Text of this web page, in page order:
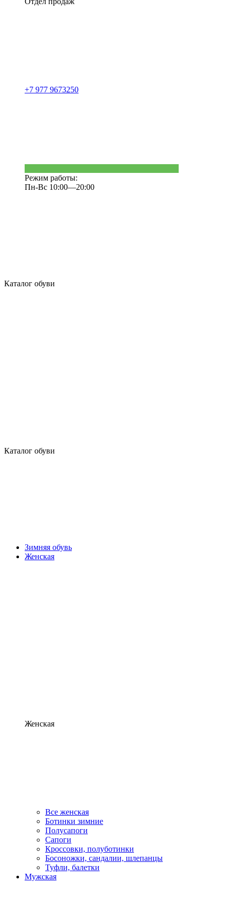
+7 977 9673250
Режим работы:
Пн-Вс 10:00—20:00
Каталог обуви
Каталог обуви
Зимняя обувь
Женская
Женская
Все женская
Ботинки зимние
Полусапоги
Сапоги
Кроссовки, полуботинки
Босоножки, сандалии, шлепанцы
Туфли, балетки
Мужская